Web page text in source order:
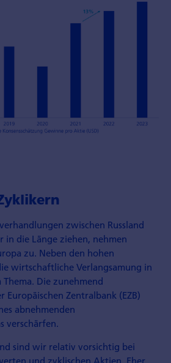
zwischen Russland
in die Länge ziehen, nehmen
zu. Neben den hohen
wirtschaftliche Verlangsamung in
Die zunehmend
Europäischen Zentralbank (EZB)
abnehmenden
verschärfen.
sind wir relativ vorsichtig bei
und zyklischen Aktien. Eher